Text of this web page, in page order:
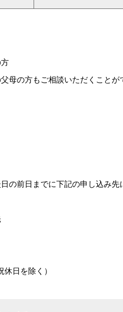
母の方もご相談いただくことが
の前日までに下記の申し込み先
日を除く）